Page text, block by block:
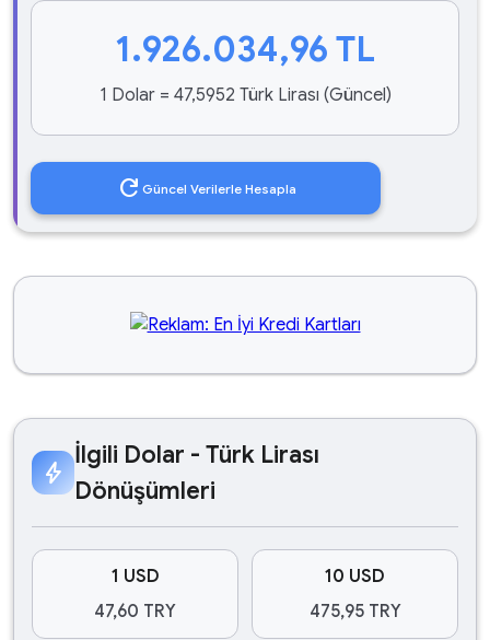
1.926.034,96 TL
1 Dolar = 47,5952 Türk Lirası (Güncel)
refresh Güncel Verilerle Hesapla
bolt
İlgili Dolar - Türk Lirası
Dönüşümleri
1 USD
47,60 TRY
10 USD
475,95 TRY